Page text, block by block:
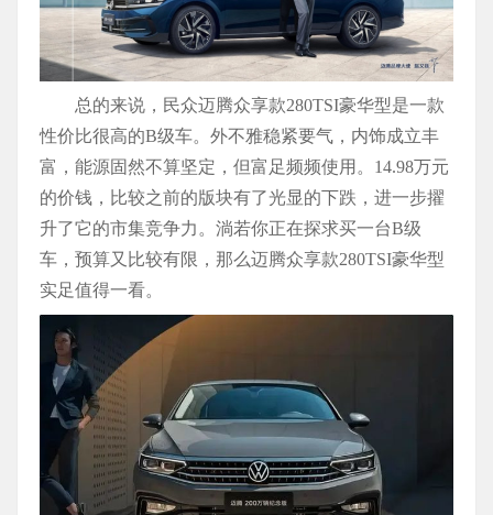
总的来说，民众迈腾众享款280TSI豪华型是一款
性价比很高的B级车。外不雅稳紧要气，内饰成立丰
富，能源固然不算坚定，但富足频频使用。14.98万元
的价钱，比较之前的版块有了光显的下跌，进一步擢
升了它的市集竞争力。淌若你正在探求买一台B级
车，预算又比较有限，那么迈腾众享款280TSI豪华型
实足值得一看。